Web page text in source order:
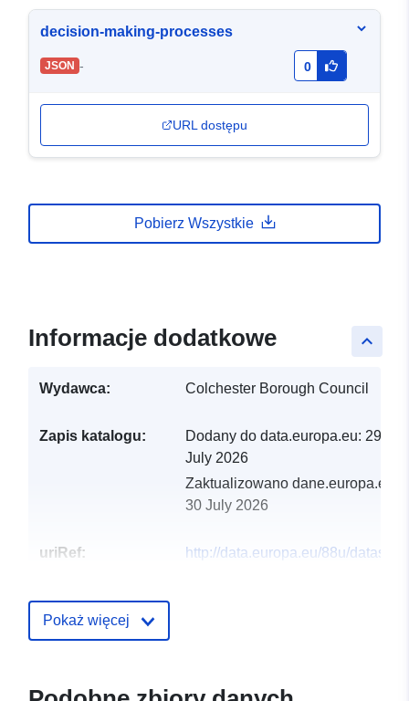
decision-making-processes
JSON - 0
URL dostępu
Pobierz Wszystkie
keyboard_arrow_up
Informacje dodatkowe
Wydawca: Colchester Borough Council
Zapis katalogu: Dodany do data.europa.eu: 29
July 2026
Zaktualizowano dane.europa.eu:
30 July 2026
uriRef:
http://data.europa.eu/88u/dataset/
Pokaż więcej